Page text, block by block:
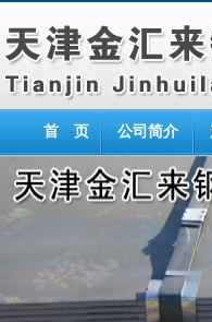
首 页 公司简介